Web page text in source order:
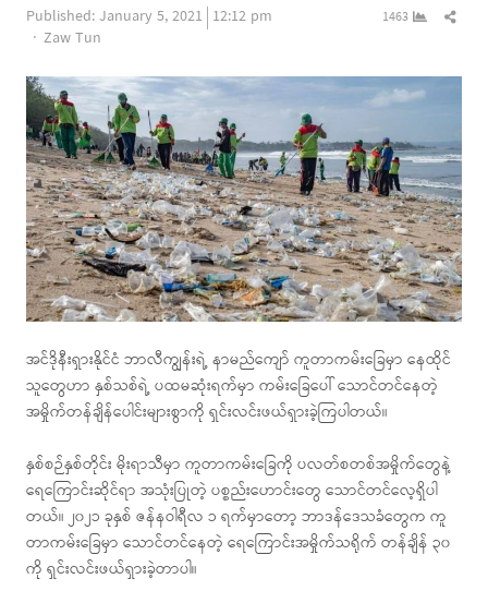
Published:January 5, 2021 12:12 pm
Author
Zaw Tun
1463
အင်ဒိုနီးရှားနိုင်ငံ ဘာလီကျွန်းရဲ့ နာမည်ကျော် ကူတာကမ်းခြေမှာ နေထိုင်
သူတွေဟာ နှစ်သစ်ရဲ့ ပထမဆုံးရက်မှာ ကမ်းခြေပေါ် သောင်တင်နေတဲ့
အမှိုက်တန်ချိန်ပေါင်းများစွာကို ရှင်းလင်းဖယ်ရှားခဲ့ကြပါတယ်။
နှစ်စဉ်နှစ်တိုင်း မိုးရာသီမှာ ကူတာကမ်းခြေကို ပလတ်စတစ်အမှိုက်တွေနဲ့
ရေကြောင်းဆိုင်ရာ အသုံးပြုတဲ့ ပစ္စည်းဟောင်းတွေ သောင်တင်လေ့ရှိပါ
တယ်။ ၂၀၂၁ ခုနှစ် ဇန်နဝါရီလ ၁ ရက်မှာတော့ ဘာဒန်ဒေသခံတွေက ကူ
တာကမ်းခြေမှာ သောင်တင်နေတဲ့ ရေကြောင်းအမှိုက်သရိုက် တန်ချိန် ၃၀
ကို ရှင်းလင်းဖယ်ရှားခဲ့တာပါ။